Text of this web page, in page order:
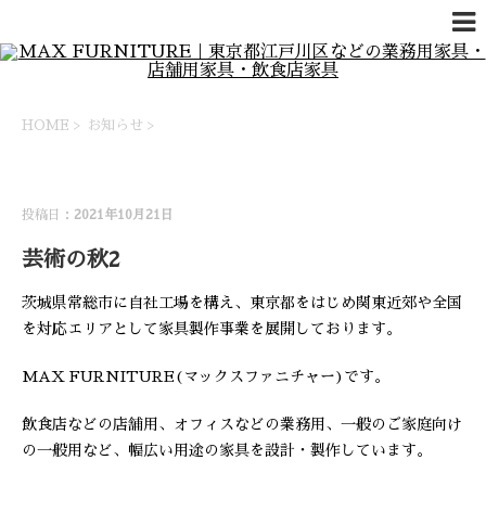
HOME > お知らせ >
投稿日： 2021年10月21日
芸術の秋2
茨城県常総市に自社工場を構え、東京都をはじめ関東近郊や全国
を対応エリアとして家具製作事業を展開しております。
MAX FURNITURE(マックスファニチャー)です。
飲食店などの店舗用、オフィスなどの業務用、一般のご家庭向け
の一般用など、幅広い用途の家具を設計・製作しています。